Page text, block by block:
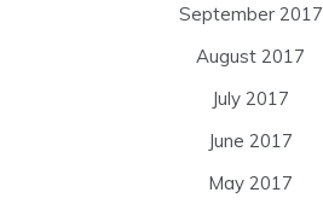
September 2017
August 2017
July 2017
June 2017
May 2017